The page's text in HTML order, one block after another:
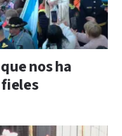
nos ha